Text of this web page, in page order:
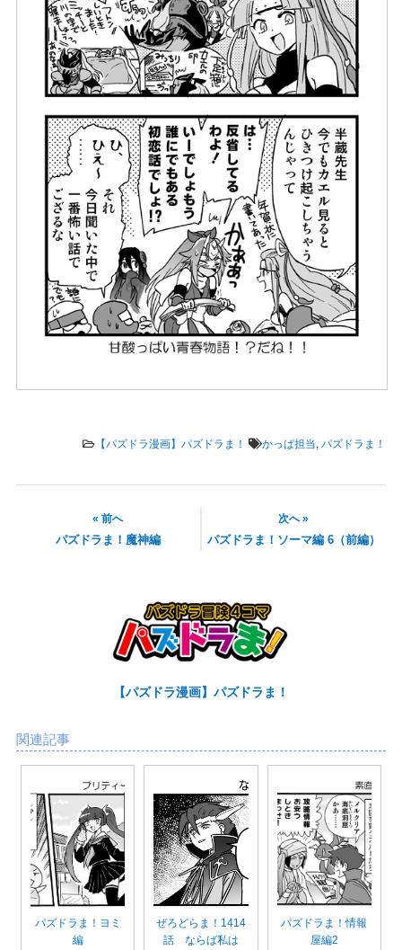
【パズドラ漫画】パズドラま！ かっぱ担当,パズドラま！
« 前へ
パズドラま！魔神編
次へ »
パズドラま！ソーマ編 6（前編）
【パズドラ漫画】パズドラま！
関連記事
パズドラま！ヨミ
編
ぜろどらま！1414
話 ならば私は
パズドラま！情報
屋編2